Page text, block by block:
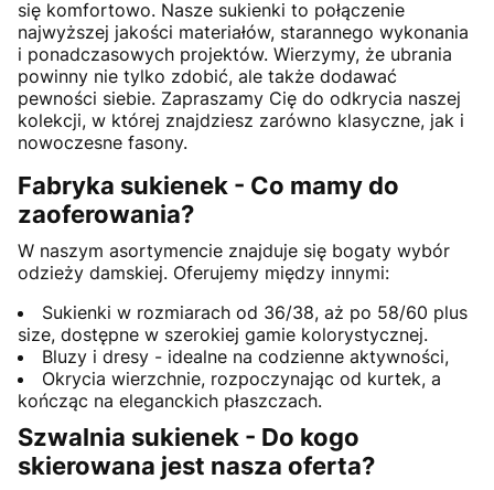
się komfortowo. Nasze sukienki to połączenie
najwyższej jakości materiałów, starannego wykonania
i ponadczasowych projektów. Wierzymy, że ubrania
powinny nie tylko zdobić, ale także dodawać
pewności siebie. Zapraszamy Cię do odkrycia naszej
kolekcji, w której znajdziesz zarówno klasyczne, jak i
nowoczesne fasony.
Fabryka sukienek - Co mamy do
zaoferowania?
W naszym asortymencie znajduje się bogaty wybór
odzieży damskiej. Oferujemy między innymi:
Sukienki w rozmiarach od 36/38, aż po 58/60 plus
size, dostępne w szerokiej gamie kolorystycznej.
Bluzy i dresy - idealne na codzienne aktywności,
Okrycia wierzchnie, rozpoczynając od kurtek, a
kończąc na eleganckich płaszczach.
Szwalnia sukienek - Do kogo
skierowana jest nasza oferta?